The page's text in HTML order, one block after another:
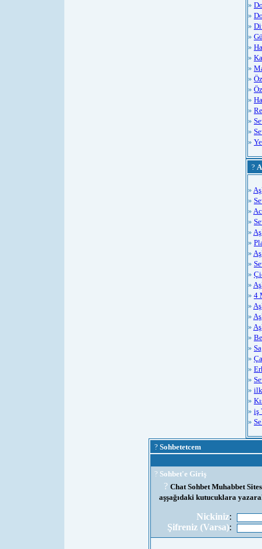
»
»
»
»
»
»
»
»
»
»
»
»
»
»
?
»
»
»
»
»
»
»
»
»
»
» 4
»
»
»
»
»
»
»
»
» ilk
»
» iş
»
? Sohbetetcem
? Sohbet'e Giriş
? Chat Sohbet Muhabbet
aşşağıdaki kutucuklara
Nickiniz:
Şifreniz (Varsa):